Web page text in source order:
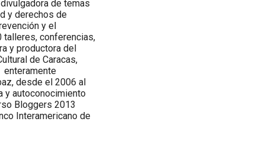
de temas
y derechos de
y el
talleres, conferencias,
y productora del
de Caracas,
enteramente
desde el 2006 al
y autoconocimiento
Bloggers 2013
Interamericano de